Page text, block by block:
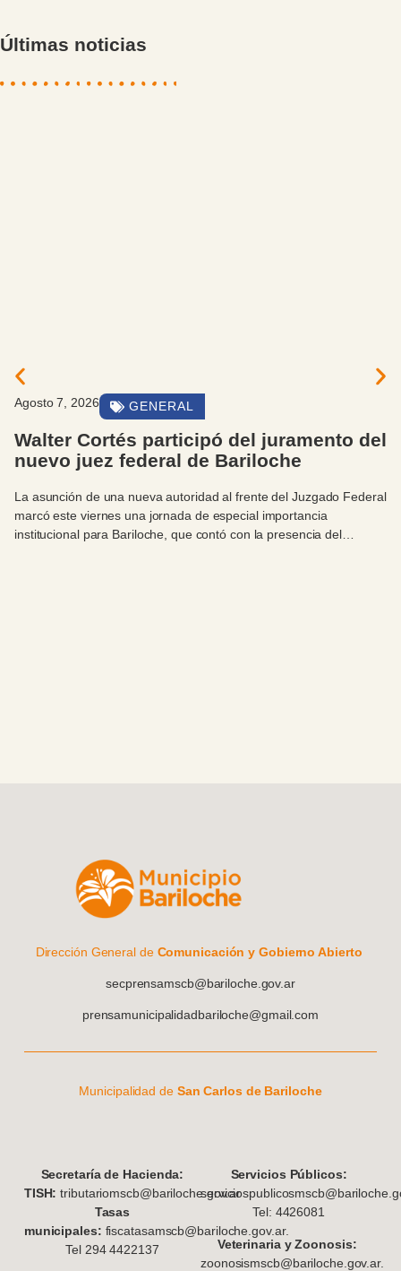
Últimas noticias
Agosto 7, 2026 GENERAL
Walter Cortés participó del juramento del
nuevo juez federal de Bariloche
La asunción de una nueva autoridad al frente del Juzgado Federal
marcó este viernes una jornada de especial importancia
institucional para Bariloche, que contó con la presencia del
Dirección General de Comunicación y Gobierno Abierto
secprensamscb@bariloche.gov.ar
prensamunicipalidadbariloche@gmail.com
Municipalidad deSan Carlos de Bariloche
Secretaría de Hacienda:
TISH: tributariomscb@bariloche.gov.ar
Tasas
municipales: fiscatasamscb@bariloche.gov.ar.
Tel 294 4422137
Servicios Públicos:
Tel: 4426081
Veterinaria y Zoonosis:
zoonosismscb@bariloche.gov.ar.